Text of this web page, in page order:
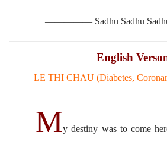
————— Sadhu Sadhu
English
LE THI CHAU (Diabetes,
My destiny was to come